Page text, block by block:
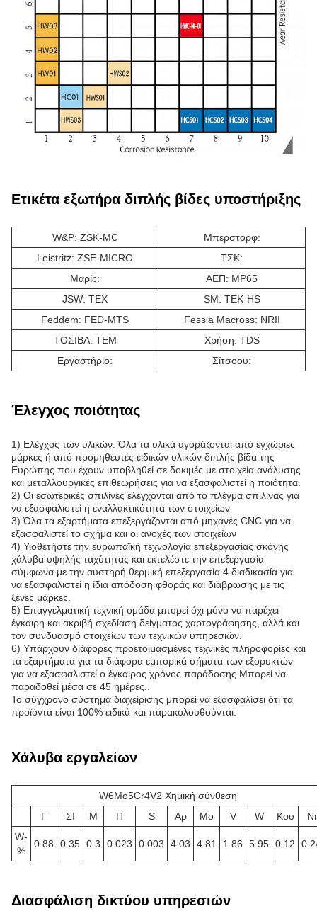
Ετικέτα εξωτήρα διπλής βίδες υποστήριξης
W&P: ZSK-MC
Μπερστορφ:
Leistritz: ZSE-MICRO
ΤΣΚ:
Μαρίς:
ΑΕΠ: MP65
JSW: TEX
SM: TEK-HS
Feddem: FED-MTS
Fessia Macross: NRII
ΤΟΣΙΒΑ: ΤΕΜ
Χρήση: TDS
Εργαστήριο:
Σίτσοου:
Έλεγχος ποιότητας
1) Ελέγχος των υλικών: Όλα τα υλικά αγοράζονται από εγχώριες
μάρκες ή από προμηθευτές ειδικών υλικών διπλής βίδα της
Ευρώπης.που έχουν υποβληθεί σε δοκιμές με στοιχεία ανάλυσης
και μεταλλουργικές επιθεωρήσεις για να εξασφαλιστεί η ποιότητα.
2) Οι εσωτερικές σπιλίνες ελέγχονται από το πλέγμα σπιλίνας για
να εξασφαλιστεί η εναλλακτικότητα των στοιχείων
3) Όλα τα εξαρτήματα επεξεργάζονται από μηχανές CNC για να
εξασφαλιστεί το σχήμα και οι ανοχές των στοιχείων
4) Υιοθετήστε την ευρωπαϊκή τεχνολογία επεξεργασίας σκόνης
χάλυβα υψηλής ταχύτητας και εκτελέστε την επεξεργασία
σύμφωνα με την αυστηρή θερμική επεξεργασία 4.διαδικασία για
να εξασφαλιστεί η ίδια απόδοση φθοράς και διάβρωσης με τις
ξένες μάρκες.
5) Επαγγελματική τεχνική ομάδα μπορεί όχι μόνο να παρέχει
έγκαιρη και ακριβή σχεδίαση δείγματος χαρτογράφησης, αλλά και
τον συνδυασμό στοιχείων των τεχνικών υπηρεσιών.
6) Υπάρχουν διάφορες προετοιμασμένες τεχνικές πληροφορίες και
τα εξαρτήματα για τα διάφορα εμπορικά σήματα των εξορυκτών
για να εξασφαλιστεί ο έγκαιρος χρόνος παράδοσης.Μπορεί να
παραδοθεί μέσα σε 45 ημέρες..
Το σύγχρονο σύστημα διαχείρισης μπορεί να εξασφαλίσει ότι τα
προϊόντα είναι 100% ειδικά και παρακολουθούνται.
Χάλυβα εργαλείων
W6Mo5Cr4V2 Χημική σύνθεση
Γ
ΣΙ Μ Π S Αρ Μo V W Κου
Νι
W-
%
0.88 0.35 0.3 0.023 0.003 4.03 4.81 1.86 5.95 0.12
Διασφάλιση δικτύου υπηρεσιών